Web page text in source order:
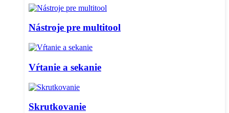
Nástroje pre multitool
Vŕtanie a sekanie
Skrutkovanie